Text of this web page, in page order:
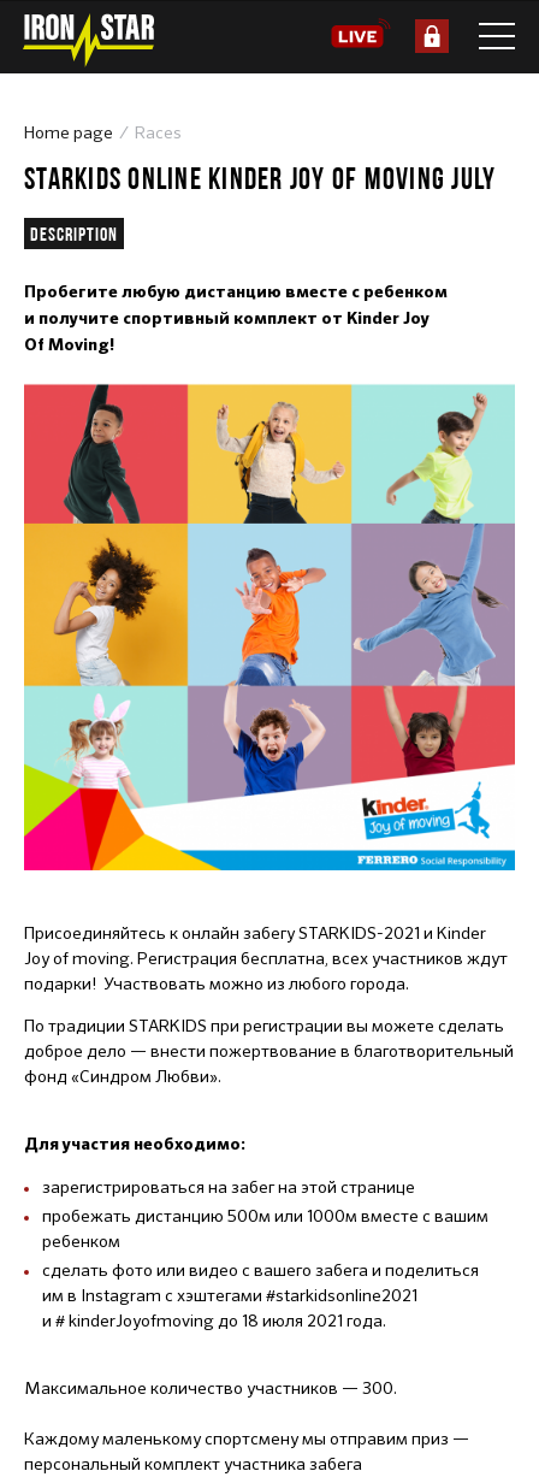
Home page Races
STARKIDS ONLINE KINDER JOY OF MOVING JULY
Description
Пробегите любую дистанцию вместе с ребенком
и получите спортивный комплект от Kinder Joy
Of Moving!
Присоединяйтесь к онлайн забегу STARKIDS-2021 и Kinder
Joy of moving. Регистрация бесплатна, всех участников ждут
подарки! Участвовать можно из любого города.
По традиции STARKIDS при регистрации вы можете сделать
доброе дело — внести пожертвование в благотворительный
фонд «Синдром Любви».
Для участия необходимо:
зарегистрироваться на забег на этой странице
пробежать дистанцию 500м или 1000м вместе с вашим
ребенком
сделать фото или видео с вашего забега и поделиться
им в Instagram с хэштегами #starkidsonline2021
и # kinderJoyofmoving до 18 июля 2021 года.
Максимальное количество участников — 300.
Каждому маленькому спортсмену мы отправим приз —
персональный комплект участника забега